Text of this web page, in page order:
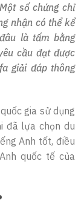
số chứng chỉ
nhận có thể kể
là tấm bằng
cầu đạt được
giải đáp thông
gia sử dụng
đã lựa chọn du
Anh tốt, điều
quốc tế của